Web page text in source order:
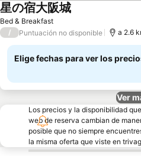
Bed & Breakfast
星の宿大阪城
/ Puntuación no disponible a 2.6
Elige fechas para ver los
Ver
Los precios y la disponibilidad
web de reserva cambian de
posible que no siempre
la misma oferta que viste en